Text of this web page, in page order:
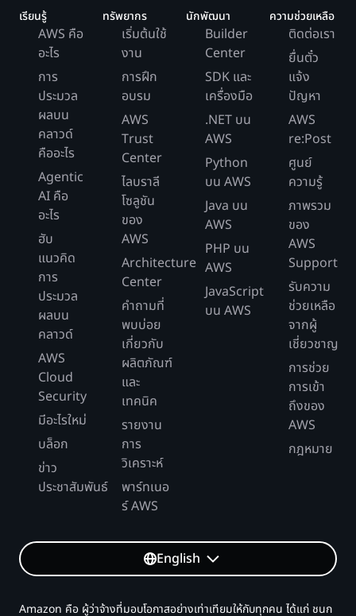
เรียนรู้
AWS คือ
อะไร
การ
ประมวล
ผลบน
คลาวด์
คืออะไร
Agentic
AI คือ
อะไร
ฮับ
แนวคิด
การ
ประมวล
ผลบน
คลาวด์
AWS
Cloud
Security
มีอะไรใหม่
บล็อก
ข่าว
ประชาสัมพันธ์
ทรัพยากร
เริ่มต้นใช้
งาน
การฝึก
อบรม
AWS
Trust
Center
ไลบราลี
โซลูชัน
ของ
AWS
Architecture
Center
คำถามที่
พบบ่อย
เกี่ยวกับ
ผลิตภัณฑ์
และ
เทคนิค
รายงาน
การ
วิเคราะห์
พาร์ทเนอ
ร์ AWS
นักพัฒนา
Builder
Center
SDK และ
เครื่องมือ
.NET บน
AWS
Python
บน AWS
Java บน
AWS
PHP บน
AWS
JavaScript
บน AWS
ความช่วยเหลือ
ติดต่อเรา
ยื่นตั๋ว
แจ้ง
ปัญหา
AWS
re:Post
ศูนย์
ความรู้
ภาพรวม
ของ
AWS
Support
รับความ
ช่วยเหลือ
จากผู้
เชี่ยวชาญ
การช่วย
การเข้า
ถึงของ
AWS
กฎหมาย
English
Amazon คือ ผู้ว่าจ้างที่มอบโอกาสอย่างเท่าเทียมให้กับทุกคน ได้แก่ ชนก